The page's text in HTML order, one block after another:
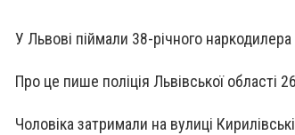
У Львові піймали 38-річного
Про це пише поліція Львівської області
Чоловіка затримали на вулиці